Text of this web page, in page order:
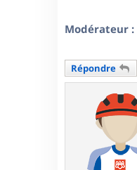
Modérateur :
Répondre